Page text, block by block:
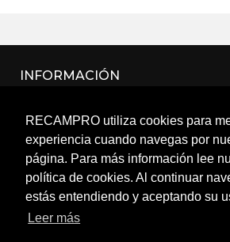
RECAMPRO utiliza cookies para
experiencia cuando navegas por
página. Para más información lee
política de cookies. Al continuar
estás entendiendo y aceptando su
Leer más
: RECORDAMOS QUE MÓDULOS,
INFORMACIÓN
MI CUENTA
CONTÁCTANOS